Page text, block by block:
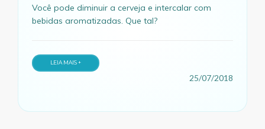
Você pode diminuir a cerveja e intercalar com
bebidas aromatizadas. Que tal?
LEIA MAIS +
25/07/2018